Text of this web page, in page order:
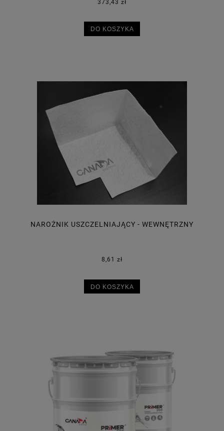
373,43 zł
DO KOSZYKA
NAROŻNIK USZCZELNIAJĄCY - WEWNĘTRZNY
8,61 zł
DO KOSZYKA